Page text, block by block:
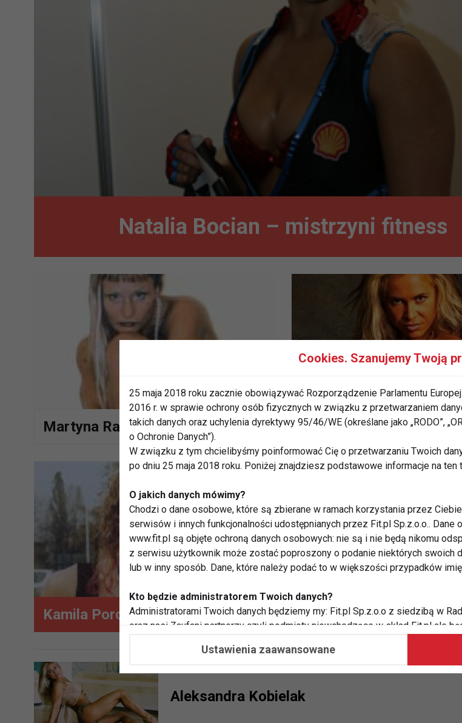
Natalia Bocian – mistrzyni fitness
Martyna Rapp Aleksandra Kobielak
Kamila Porczyk Rachel McLish
Aleksandra Kobielak
Cookies. Szanujemy Twoją
25 maja 2018 roku zacznie obowiązywać Rozporządzenie Parlamentu
2016 r. w sprawie ochrony osób fizycznych w związku z przetwarzaniem
takich danych oraz uchylenia dyrektywy 95/46/WE (określane jako „RODO”,
o Ochronie Danych”).
W związku z tym chcielibyśmy poinformować Cię o przetwarzaniu Twoich
po dniu 25 maja 2018 roku. Poniżej znajdziesz podstawowe informacje na ten
O jakich danych mówimy?
Chodzi o dane osobowe, które są zbierane w ramach korzystania przez
serwisów i innych funkcjonalności udostępnianych przez Fit.pl Sp.z.o.o..
www.fit.pl są objęte ochroną danych osobowych: nie są i nie będą nikomu
z serwisu użytkownik może zostać poproszony o podanie niektórych swoich
lub w inny sposób. Dane, które należy podać to w większości przypadków
Kto będzie administratorem Twoich danych?
Administratorami Twoich danych będziemy my: Fit.pl Sp.z.o.o z siedzibą w
oraz nasi Zaufani partnerzy czyli podmioty niewchodzące w skład Fit.pl ale
potrzeb i zainteresowań.
Dlaczego chcemy przetwarzać Twoje dane?
Przetwarzamy te dane w celach, aby:
dopasować treści stron i ich tematykę, w tym tematykę ukazujących się tam
Ustawienia zaawansowane